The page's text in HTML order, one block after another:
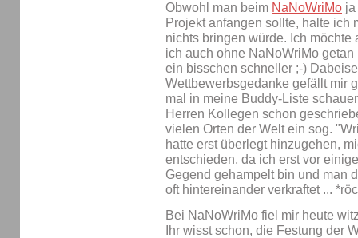
Obwohl man beim NaNoWriMo
Projekt anfangen sollte, halte ich
nichts bringen würde. Ich möchte
ich auch ohne NaNoWriMo
ein bisschen schneller ;-)
Wettbewerbsgedanke gefällt mir
mal in meine Buddy-Liste
Herren Kollegen schon
vielen Orten der Welt ein sog.
hatte erst überlegt hinzugehen,
entschieden, da ich erst vor
Gegend gehampelt bin und man
oft hintereinander verkraftet ...
Bei NaNoWriMo fiel mir heute
Ihr wisst schon, die Festung der